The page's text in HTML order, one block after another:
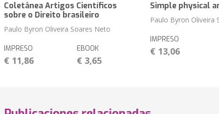
Coletânea Artigos Científicos
sobre o Direito brasileiro
Paulo Byron Oliveira Soares Neto
IMPRESO
€ 11,86
EBOOK
€ 3,65
Simple physical
Paulo Byron Oliveira
IMPRESO
€ 13,06